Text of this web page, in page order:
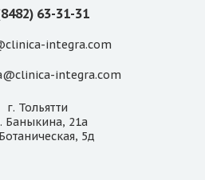
63-31-31
integra.com
integra.com
г. Тольятти
Баныкина, 21а
5д